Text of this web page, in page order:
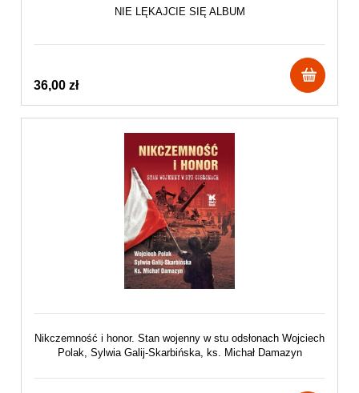
NIE LĘKAJCIE SIĘ ALBUM
36,00 zł
Nikczemność i honor. Stan wojenny w stu odsłonach Wojciech
Polak, Sylwia Galij-Skarbińska, ks. Michał Damazyn